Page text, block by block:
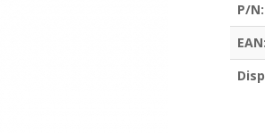
P/N:
EAN: